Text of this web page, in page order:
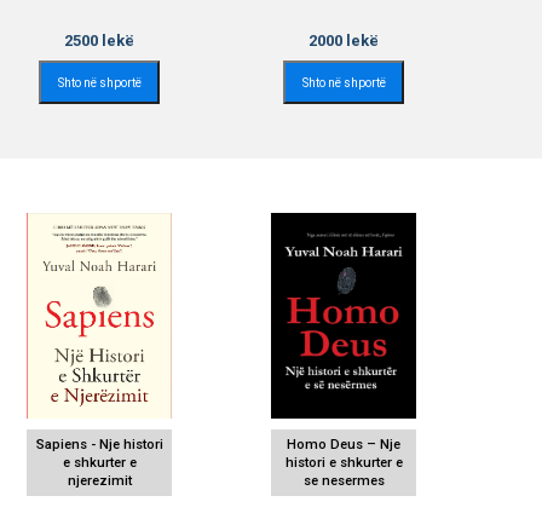
2500 lekë
Shto në shportë
2000 lekë
Shto në shportë
Sapiens - Nje histori
e shkurter e
njerezimit
Homo Deus – Nje
histori e shkurter e
se nesermes